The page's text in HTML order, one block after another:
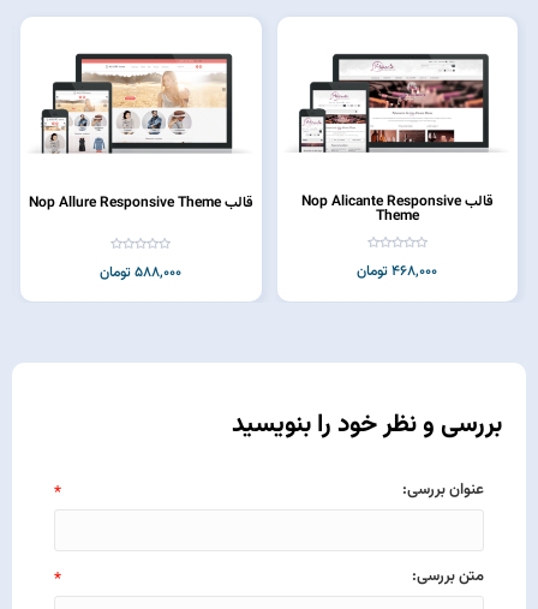
قالب Nop Alicante Responsive
Theme
468,000 تومان
قالب Nop Allure Responsive Theme
588,000 تومان
بررسی و نظر خود را بنویسید
عنوان بررسی: *
متن بررسی: *